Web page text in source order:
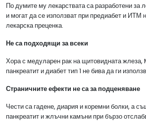
По думите му лекарствата са разработени за
и могат да се използват при предиабет и ИТМ
лекарска преценка.
Не са подходящи за всеки
Хора с медуларен рак на щитовидната жлеза,
панкреатит и диабет тип 1 не бива да ги
Страничните ефекти не са за подценяване
Чести са гадене, диария и коремни болки, а
панкреатит и жлъчни камъни при бързо